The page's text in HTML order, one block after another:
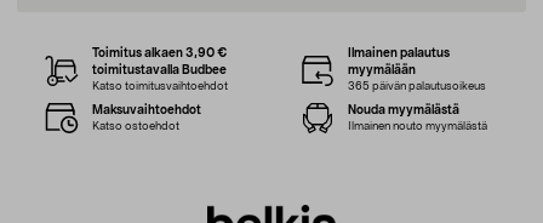
Toimitus alkaen 3,90 €
toimitustavalla Budbee
Katso toimitusvaihtoehdot
Ilmainen palautus
myymälään
365 päivän palautusoikeus
Maksuvaihtoehdot
Katso ostoehdot
Nouda myymälästä
Ilmainen nouto myymälästä